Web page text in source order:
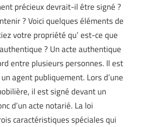
précieux devrait-il être signé ?
? Voici quelques éléments de
votre propriété qu’ est-ce que
? Un acte authentique
entre plusieurs personnes. Il est
agent publiquement. Lors d’une
il est signé devant un
d’un acte notarié. La loi
caractéristiques spéciales qui